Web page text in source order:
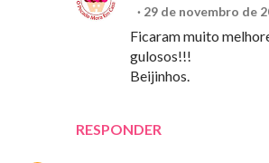
RESPONDER
29 de novembro de
Ficaram muito
gulosos!!!
Beijinhos.